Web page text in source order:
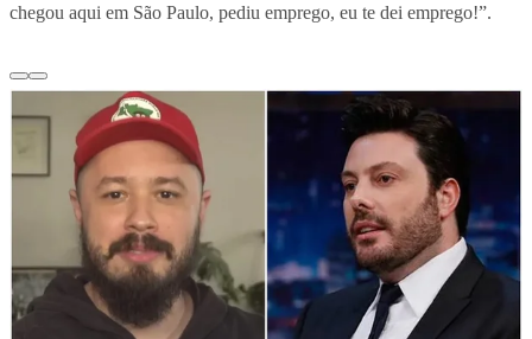
chegou aqui em São Paulo, pediu emprego, eu te dei emprego!”.